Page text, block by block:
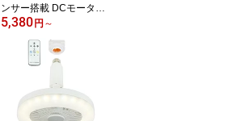
ンサー搭載 DCモーター
静音 小型ファンライト
ット取付タイプ
5,380円 ～